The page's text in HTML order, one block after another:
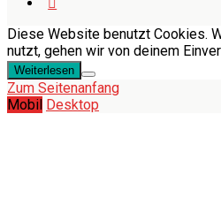
Diese Website benutzt Cookies.
nutzt, gehen wir von deinem
Weiterlesen
Zum Seitenanfang
Mobil Desktop